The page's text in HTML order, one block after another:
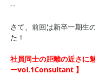
--
さて、前回は新卒一期生
た！
社員同士の距離の近さに
ーvol.1Consultant 】